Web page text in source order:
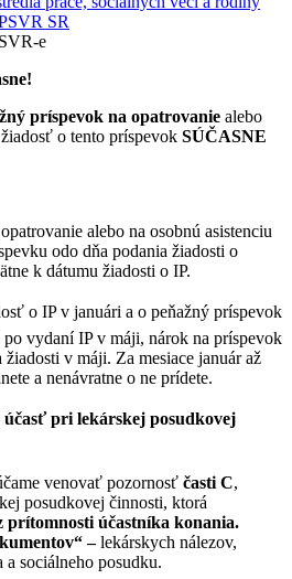
SR
e
príspevok na opatrovanie alebo
o tento príspevok SÚČASNE
alebo na osobnú asistenciu
odo dňa podania žiadosti o
k dátumu žiadosti o IP.
o IP v januári a o peňažný príspevok
po vydaní IP v máji, nárok na príspevok
v máji. Za mesiace január až
a nenávratne o ne prídete.
účasť pri lekárskej posudkovej
venovať pozornosť časti C,
posudkovej činnosti, ktorá
prítomnosti účastníka konania.
–lekárskych nálezov,
a sociálneho posudku.